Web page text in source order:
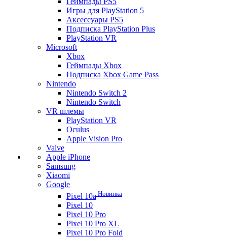
Игры для PlayStation 5
Аксессуары PS5
Подписка PlayStation Plus
PlayStation VR
Microsoft
Xbox
Геймпады Xbox
Подписка Xbox Game Pass
Nintendo
Nintendo Switch 2
Nintendo Switch
VR шлемы
PlayStation VR
Oculus
Apple Vision Pro
Valve
Apple iPhone
Samsung
Xiaomi
Google
Pixel 10a Новинка
Pixel 10
Pixel 10 Pro
Pixel 10 Pro XL
Pixel 10 Pro Fold